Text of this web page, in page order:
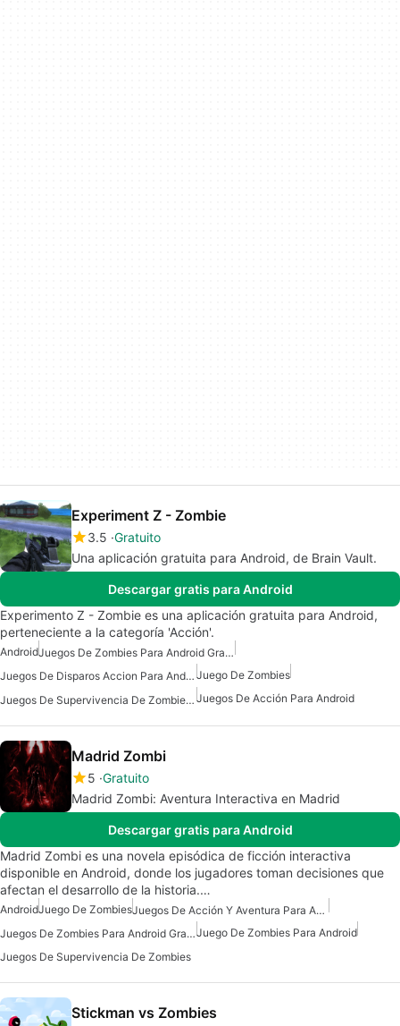
Experiment Z - Zombie
3.5 Gratuito
Una aplicación gratuita para Android, de Brain Vault.
Descargar gratis para Android
Experimento Z - Zombie es una aplicación gratuita para Android,
perteneciente a la categoría 'Acción'.
Android
Juegos De Zombies Para Android Gratis
Juegos De Disparos Accion Para Android Juego De Zombies
Juegos De Supervivencia De Zombies Para Android Juegos De Acción Para Android
Madrid Zombi
5 Gratuito
Madrid Zombi: Aventura Interactiva en Madrid
Descargar gratis para Android
Madrid Zombi es una novela episódica de ficción interactiva
disponible en Android, donde los jugadores toman decisiones que
afectan el desarrollo de la historia.…
AndroidJuego De Zombies
Juegos De Acción Y Aventura Para Android
Juegos De Zombies Para Android GratisJuego De Zombies Para Android
Juegos De Supervivencia De Zombies
Stickman vs Zombies